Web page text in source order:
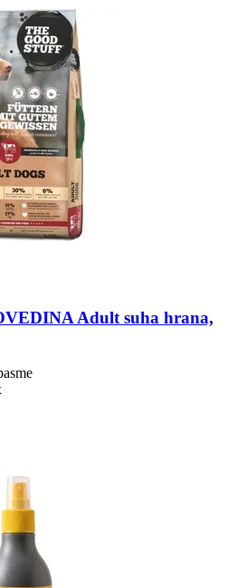
Adult suha hrana,